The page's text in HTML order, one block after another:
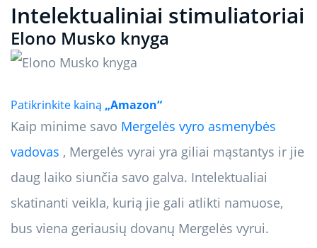
Intelektualiniai stimuliatoriai
Elono Musko knyga
Patikrinkite kainą „Amazon“
Kaip minime savo Mergelės vyro asmenybės
vadovas , Mergelės vyrai yra giliai mąstantys ir jie
daug laiko siunčia savo galva. Intelektualiai
skatinanti veikla, kurią jie gali atlikti namuose,
bus viena geriausių dovanų Mergelės vyrui.